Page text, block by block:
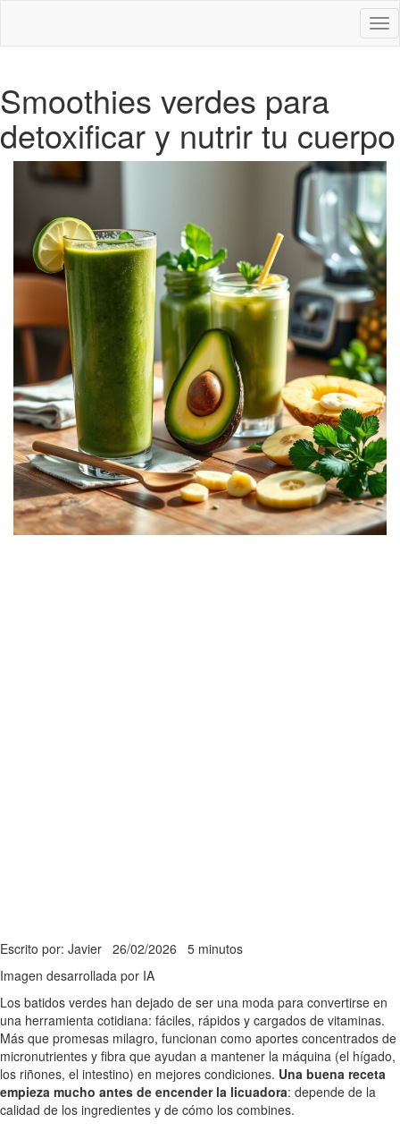
Smoothies verdes para
detoxificar y nutrir tu cuerpo
Escrito por: Javier 26/02/2026 5 minutos
Imagen desarrollada por IA
Los batidos verdes han dejado de ser una moda para convertirse en
una herramienta cotidiana: fáciles, rápidos y cargados de vitaminas.
Más que promesas milagro, funcionan como aportes concentrados de
micronutrientes y fibra que ayudan a mantener la máquina (el hígado,
los riñones, el intestino) en mejores condiciones. Una buena receta
empieza mucho antes de encender la licuadora: depende de la
calidad de los ingredientes y de cómo los combines.